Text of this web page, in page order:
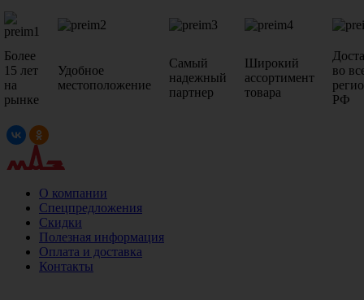
Более
15 лет
на
рынке
Удобное
местоположение
Самый
надежный
партнер
Широкий
ассортимент
товара
во
РФ
О компании
Спецпредложения
Скидки
Полезная информация
Оплата и доставка
Контакты